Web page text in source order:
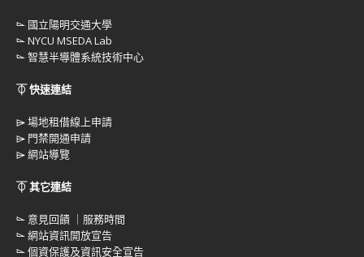
⌳ 國立陽明交通大學
⌳NYCU MSEDA Lab
⌳智慧半導體系統技術中心
⏁ 快速連結
⌲場地租借線上申請
⌲ 門禁開通申請
⌲網站導覽
⏁ 其它連結
⌳ 意見回饋 ｜服務時間
⌳網站資訊開放宣告
⌳個資保護及資訊安全宣告